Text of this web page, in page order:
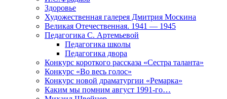
Здоровье
Художественная галерея Дмитрия Москина
Великая Отечественная. 1941 — 1945
Педагогика С. Артемьевой
Педагогика школы
Педагогика двора
Конкурс короткого рассказа «Сестра таланта»
Конкурс «Во весь голос»
Конкурс новой драматургии «Ремарка»
Каким мы помним август 1991-го…